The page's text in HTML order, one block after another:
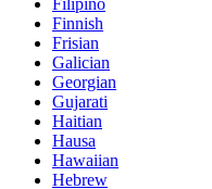
Finnish
Frisian
Galician
Georgian
Gujarati
Haitian
Hausa
Hawaiian
Hebrew